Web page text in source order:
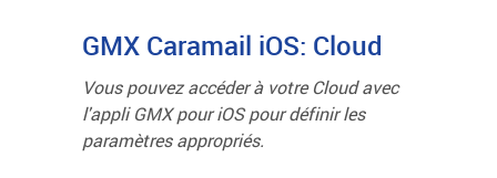
GMX Caramail iOS: Cloud
Vous pouvez accéder à votre Cloud avec
l'appli GMX pour iOS pour définir les
paramètres appropriés.